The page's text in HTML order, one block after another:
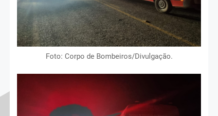
Foto: Corpo de Bombeiros/Divulgação.